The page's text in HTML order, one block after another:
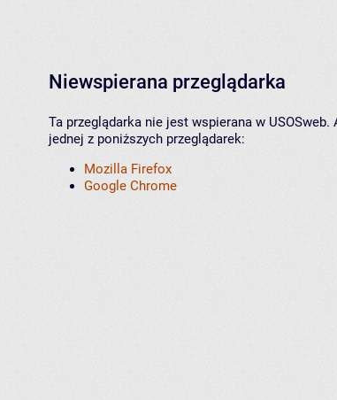
Niewspierana przeglądarka
Ta przeglądarka nie jest wspierana w
jednej z poniższych przeglądarek:
Mozilla Firefox
Google Chrome